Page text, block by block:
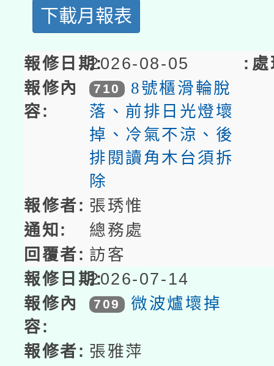
薪期間赴陸應申請許可
轉知經濟部水利署委託
業技術研究院辦理「
用水績優單位及節水達
動」
桃園市孔廟祈福系列
開 智慧啟航」
2026年桃園地景藝術節
「2026桃園藝術巡演
關事宜
下載月報表
2026-08-05
710
8號櫃滑輪脫
落、前排日光燈壞
掉、冷氣不涼、後
排閱讀角木台須拆
除
張琇惟
總務處
訪客
2026-07-14
709 微波爐壞掉
張雅萍